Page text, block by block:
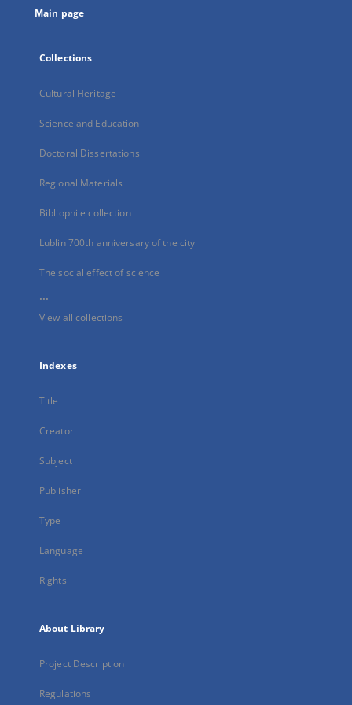
Main page
Collections
Cultural Heritage
Science and Education
Doctoral Dissertations
Regional Materials
Bibliophile collection
Lublin 700th anniversary of the city
The social effect of science
...
View all collections
Indexes
Title
Creator
Subject
Publisher
Type
Language
Rights
About Library
Project Description
Regulations